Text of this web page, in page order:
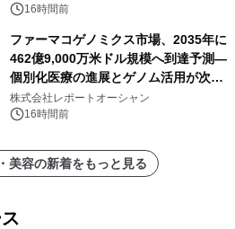
く活用可能
16時間前
ファーマコゲノミクス市場、2035年に
462億9,000万米ドル規模へ到達予測―
個別化医療の進展とゲノム活用が次世
代ヘルスケア投資を加速
株式会社レポートオーシャン
16時間前
美容の新着をもっと見る